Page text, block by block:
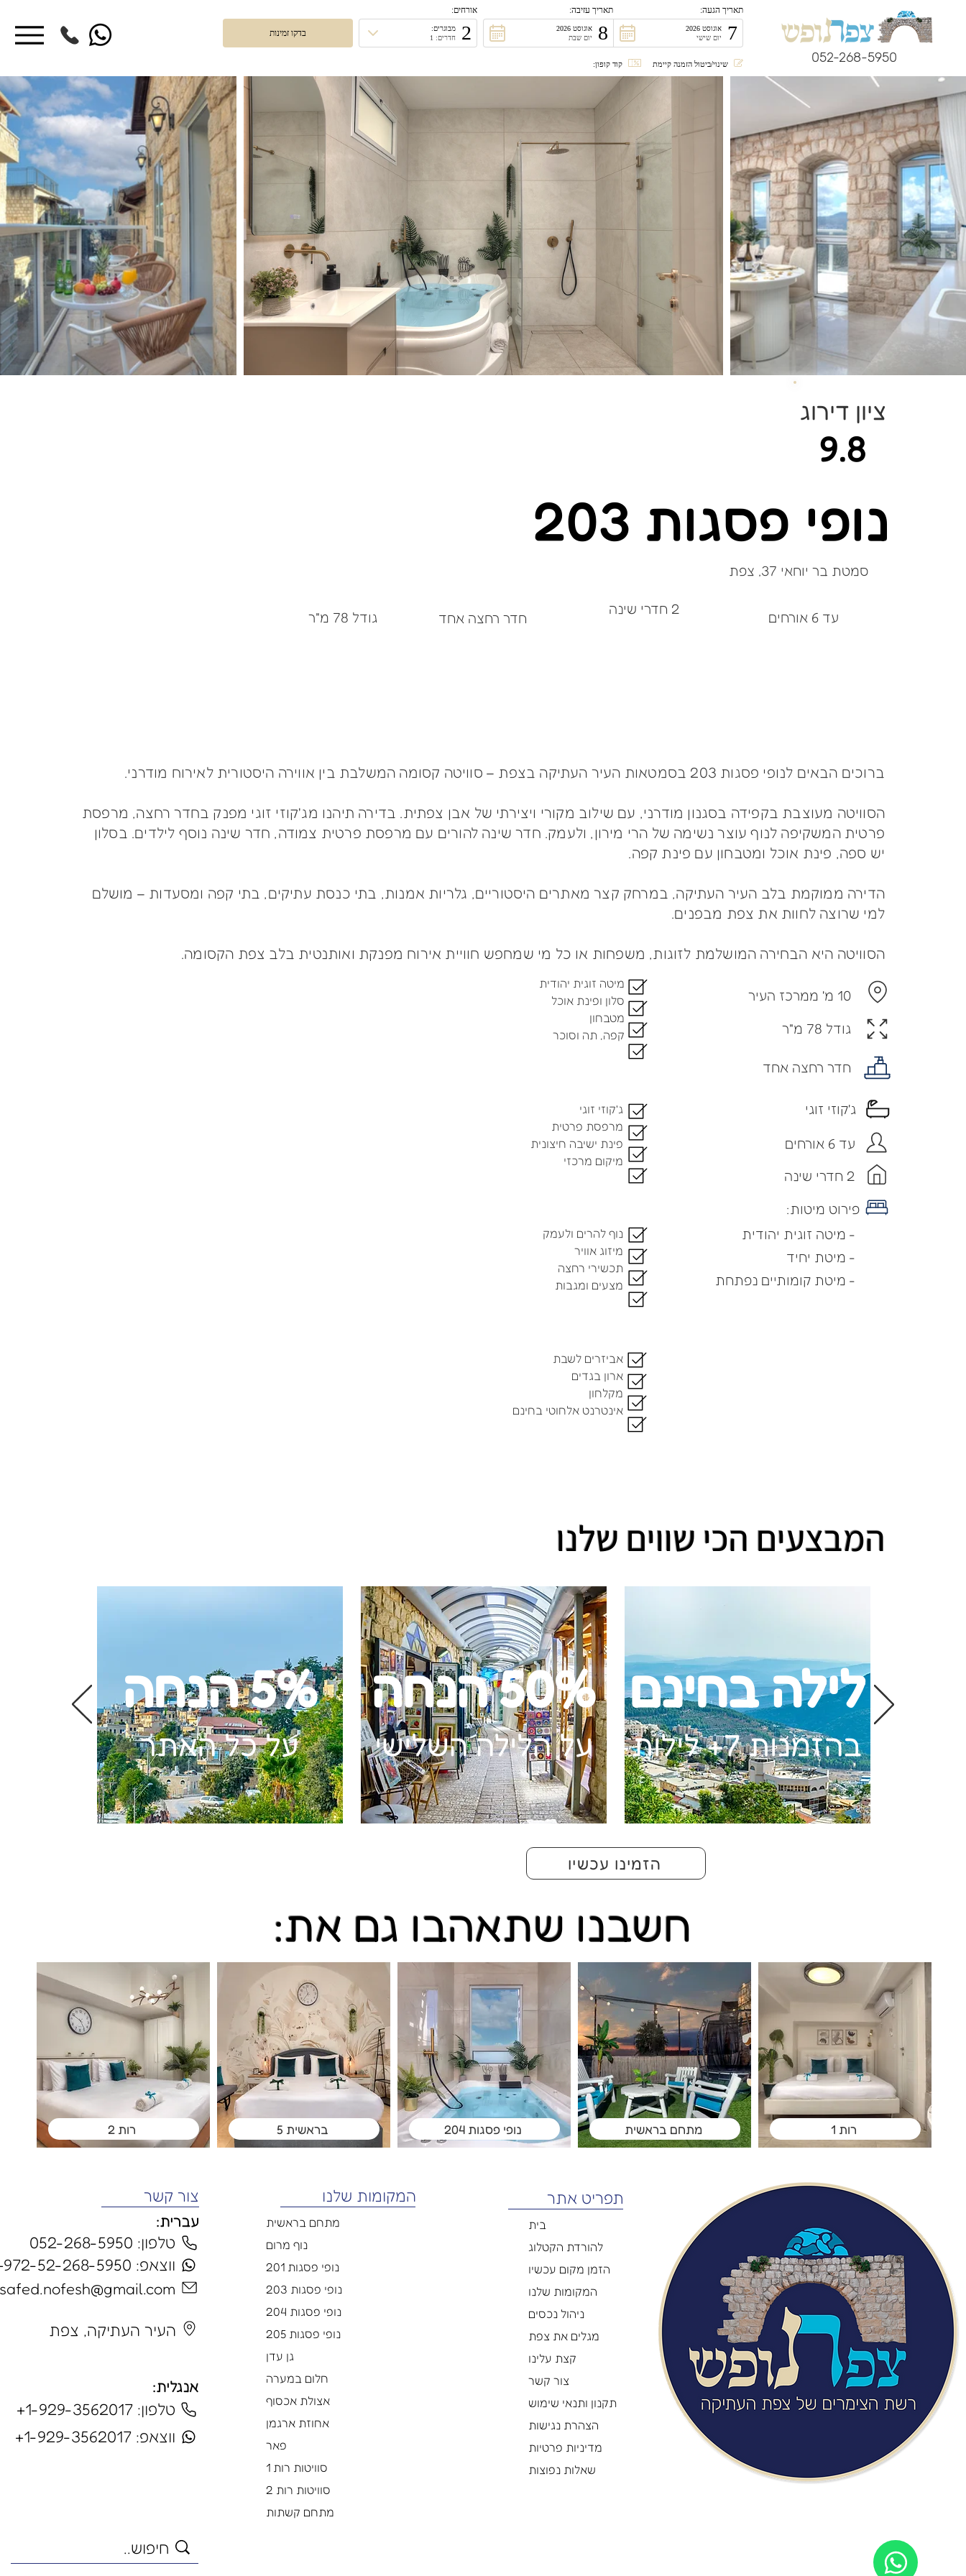
תאריך הגעה:
7
אוגוסט 2026
יום שישי
תאריך עזיבה:
8
אוגוסט 2026
יום שבת
אורחים:
2
מבוגרים:
חדרים: 1
קוד קופון: שינוי/ביטול הזמנה קיימת 052-268-5950
ציון דירוג
9.8
נופי פסגות 203
סמטת בר יוחאי 37, צפת
גודל 78 מ"ר חדר רחצה אחד
2 חדרי שינה
עד 6 אורחים
ברוכים הבאים לנופי פסגות 203 בסמטאות העיר העתיקה בצפת – סוויטה קסומה המשלבת בין אווירה היסטורית לאירוח מודרני.
הסוויטה מעוצבת בקפידה בסגנון מודרני, עם שילוב מקורי ויצירתי של אבן צפתית. בדירה תיהנו מג'קוזי זוגי מפנק בחדר רחצה, מרפסת
פרטית המשקיפה לנוף עוצר נשימה של הרי מירון, ולעמק. חדר שינה להורים עם מרפסת פרטית צמודה, חדר שינה נוסף לילדים. בסלון
יש ספה, פינת אוכל ומטבחון עם פינת קפה.
הדירה ממוקמת בלב העיר העתיקה, במרחק קצר מאתרים היסטוריים, גלריות אמנות, בתי כנסת עתיקים, בתי קפה ומסעדות – מושלם
למי שרוצה לחוות את צפת מבפנים.
הסוויטה היא הבחירה המושלמת לזוגות, משפחות או כל מי שמחפש חוויית אירוח מפנקת ואותנטית בלב צפת הקסומה.
מיטה זוגית יהודית
סלון ופינת אוכל
מטבחון
קפה, תה וסוכר
ג'קוזי זוגי
מרפסת פרטית
פינת ישיבה חיצונית
מיקום מרכזי
נוף להרים ולעמק
מיזוג אוויר
תכשירי רחצה
מצעים ומגבות
אביזרים לשבת
ארון בגדים
מקלחון
אינטרנט אלחוטי בחינם
10 מ' ממרכז העיר
גודל 78 מ"ר
חדר רחצה אחד
ג'קוזי זוגי
עד 6 אורחים
2 חדרי שינה
פירוט מיטות:
- מיטה זוגית יהודית
- מיטת יחיד
- מיטת קומותיים נפתחת
המבצעים הכי שווים שלנו
5% הנחה
על כל האתר
50% הנחה
על הלילה השלישי
לילה בחינם
בהזמנות 7+ לילות
הזמינו עכשיו
חשבנו שתאהבו גם את:
רות 2 בראשית 5 נופי פסגות 204 מתחם בראשית רות 1
צור קשר
עברית:
טלפון: 052-268-5950
ווצאפ: 972-52-268-5950+
safed.nofesh@gmail.com
העיר העתיקה, צפת
אנגלית:
טלפון: 1-929-3562017+
ווצאפ: 1-929-3562017+
המקומות שלנו
מתחם בראשית
נוף מרום
נופי פסגות 201
נופי פסגות 203
נופי פסגות 204
נופי פסגות 205
גן עדן
חלום במערה
אצולת אכסוף
אחוזת ארגמן
פאר
סוויטות רות 1
סוויטות רות 2
מתחם קשתות
תפריט אתר
בית
להורדת הקטלוג
הזמן מקום עכשיו
המקומות שלנו
ניהול נכסים
מגלים את צפת
קצת עלינו
צור קשר
תקנון ותנאי שימוש
הצהרת נגישות
מדיניות פרטיות
שאלות נפוצות